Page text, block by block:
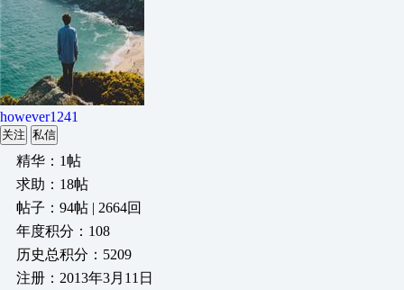
however1241
关注 私信
精华：1帖
求助：18帖
帖子：94帖 | 2664回
年度积分：108
历史总积分：5209
注册：2013年3月11日